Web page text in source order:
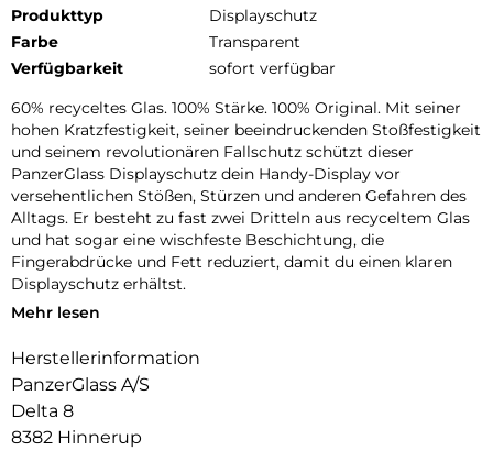
Produkttyp
Displayschutz
Farbe
Transparent
Verfügbarkeit
sofort verfügbar
60% recyceltes Glas. 100% Stärke. 100% Original. Mit seiner
hohen Kratzfestigkeit, seiner beeindruckenden Stoßfestigkeit
und seinem revolutionären Fallschutz schützt dieser
PanzerGlass Displayschutz dein Handy-Display vor
versehentlichen Stößen, Stürzen und anderen Gefahren des
Alltags. Er besteht zu fast zwei Dritteln aus recyceltem Glas
und hat sogar eine wischfeste Beschichtung, die
Fingerabdrücke und Fett reduziert, damit du einen klaren
Displayschutz erhältst.
Mit dem beiliegenden EasyAligner aus 100 % recyceltem
noch einfacher zu machen, haben wir eine Schritt-für-
Schritt-Anleitung und einen QR-Code für den schnellen
Zugriff auf unser Online-Anleitungsvideo beigefügt. Und
denk dran: Einmal installiert, musst du nie wieder befürchten,
Mehr lesen
Herstellerinformation
PanzerGlass A/S
Delta 8
8382 Hinnerup